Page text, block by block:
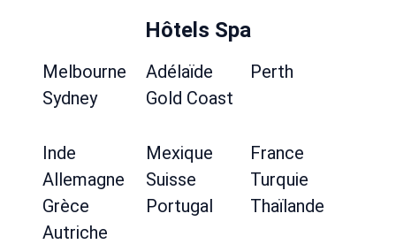
Hôtels Spa
Melbourne Adélaïde
Perth
Sydney
Gold Coast
Inde Mexique
France
Allemagne
Suisse
Turquie
Grèce
Portugal
Thaïlande
Autriche